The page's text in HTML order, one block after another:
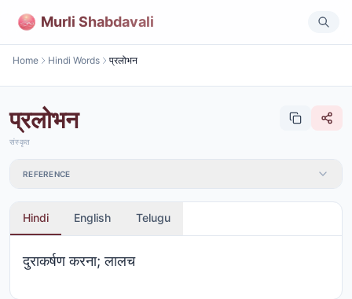
Murli Shabdavali
Home Hindi Words प्रलोभन
प्रलोभन
संस्कृत
REFERENCE
Hindi English Telugu
दुराकर्षण करना; लालच